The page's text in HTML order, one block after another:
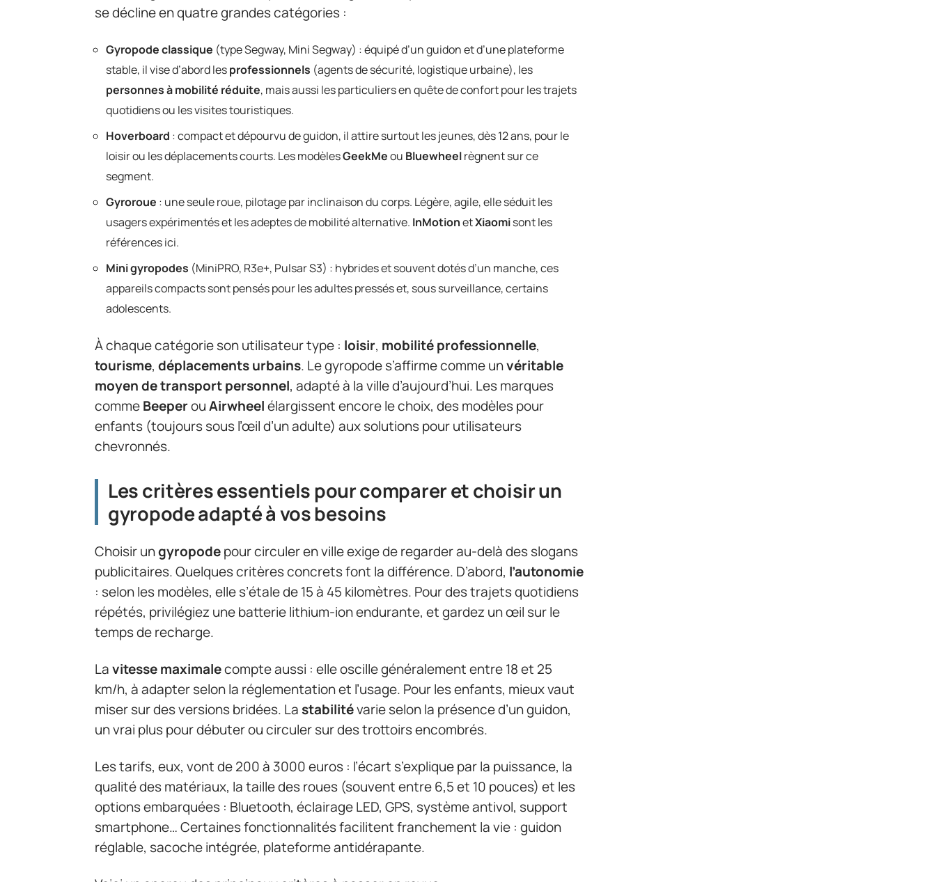
se décline en quatre grandes catégories :
Gyropode classique (type Segway, Mini Segway) : équipé d’un guidon et d’une plateforme
stable, il vise d’abord lesprofessionnels (agents de sécurité, logistique urbaine), les
personnes à mobilité réduite, mais aussi les particuliers en quête de confort pour les trajets
quotidiens ou les visites touristiques.
Hoverboard : compact et dépourvu de guidon, il attire surtout les jeunes, dès 12 ans, pour le
loisir ou les déplacements courts. Les modèlesGeekMeou Bluewheelrègnent sur ce
segment.
Gyroroue : une seule roue, pilotage par inclinaison du corps. Légère, agile, elle séduit les
usagers expérimentés et les adeptes de mobilité alternative. InMotionetXiaomisont les
références ici.
Mini gyropodes (MiniPRO, R3e+, Pulsar S3) : hybrides et souvent dotés d’un manche, ces
appareils compacts sont pensés pour les adultes pressés et, sous surveillance, certains
adolescents.
À chaque catégorie son utilisateur type : loisir, mobilité professionnelle,
tourisme, déplacements urbains. Le gyropode s’affirme comme unvéritable
moyen de transport personnel, adapté à la ville d’aujourd’hui. Les marques
commeBeeperouAirwheelélargissent encore le choix, des modèles pour
enfants (toujours sous l’œil d’un adulte) aux solutions pour utilisateurs
chevronnés.
Les critères essentiels pour comparer et choisir un
gyropode adapté à vos besoins
Choisir ungyropodepour circuler en ville exige de regarder au-delà des slogans
publicitaires. Quelques critères concrets font la différence. D’abord, l’autonomie
: selon les modèles, elle s’étale de 15 à 45 kilomètres. Pour des trajets quotidiens
répétés, privilégiez une batterie lithium-ion endurante, et gardez un œil sur le
temps de recharge.
Lavitesse maximalecompte aussi : elle oscille généralement entre 18 et 25
km/h, à adapter selon la réglementation et l’usage. Pour les enfants, mieux vaut
miser sur des versions bridées. La stabilitévarie selon la présence d’un guidon,
un vrai plus pour débuter ou circuler sur des trottoirs encombrés.
Les tarifs, eux, vont de 200 à 3000 euros : l’écart s’explique par la puissance, la
qualité des matériaux, la taille des roues (souvent entre 6,5 et 10 pouces) et les
options embarquées : Bluetooth, éclairage LED, GPS, système antivol, support
smartphone… Certaines fonctionnalités facilitent franchement la vie : guidon
réglable, sacoche intégrée, plateforme antidérapante.